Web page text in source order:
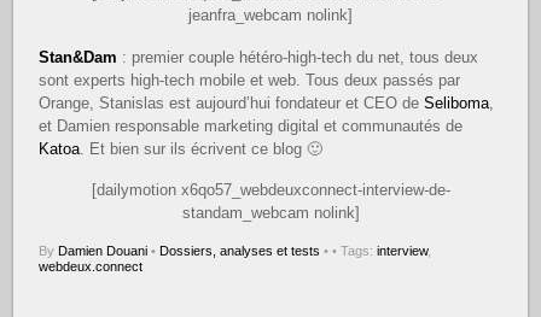
jeanfra_webcam nolink]
Stan&Dam : premier couple hétéro-high-tech du net, tous deux
sont experts high-tech mobile et web. Tous deux passés par
Orange, Stanislas est aujourd’hui fondateur et CEO deSeliboma
et Damien responsable marketing digital et communautés de
Katoa . Et bien sur ils écrivent ce blog 🙂
[dailymotion x6qo57_webdeuxconnect-interview-de-
standam_webcam nolink]
By Damien Douani • Dossiers, analyses et tests • • Tags:interview,
webdeux.connect